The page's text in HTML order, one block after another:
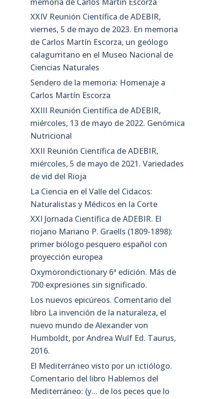
XXIV Reunión Científica de ADEBIR,
viernes, 5 de mayo de 2023. En memoria
de Carlos Martín Escorza, un geólogo
calagurritano en el Museo Nacional de
Ciencias Naturales
Sendero de la memoria: Homenaje a
Carlos Martín Escorza
XXIII Reunión Científica de ADEBIR,
miércoles, 13 de mayo de 2022. Genómica
Nutricional
XXII Reunión Científica de ADEBIR,
miércoles, 5 de mayo de 2021. Variedades
de vid del Rioja
La Ciencia en el Valle del Cidacos:
Naturalistas y Médicos en la Corte
XXI Jornada Científica de ADEBIR. El
riojano Mariano P. Graells (1809-1898):
primer biólogo pesquero español con
proyección europea
Oxymorondictionary 6ª edición. Más de
700 expresiones sin significado.
Los nuevos epicúreos. Comentario del
libro La invención de la naturaleza, el
nuevo mundo de Alexander von
Humboldt, por Andrea Wulf Ed. Taurus,
2016.
El Mediterráneo visto por un ictiólogo.
Comentario del libro Hablemos del
Mediterráneo: (y… de los peces que lo